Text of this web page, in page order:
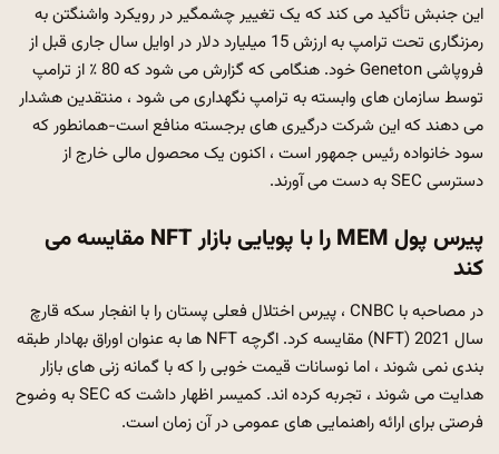
این جنبش تأکید می کند که یک تغییر چشمگیر در رویکرد واشنگتن به
رمزنگاری تحت ترامپ به ارزش 15 میلیارد دلار در اوایل سال جاری قبل از
فروپاشی Geneton خود. هنگامی که گزارش می شود که 80 ٪ از ترامپ
توسط سازمان های وابسته به ترامپ نگهداری می شود ، منتقدین هشدار
می دهند که این شرکت درگیری های برجسته منافع است-همانطور که
سود خانواده رئیس جمهور است ، اکنون یک محصول مالی خارج از
دسترسی SEC به دست می آورند.
پیرس پول MEM را با پویایی بازار NFT مقایسه می
کند
در مصاحبه با CNBC ، پیرس اختلال فعلی پستان را با انفجار سکه قارچ
سال 2021 (NFT) مقایسه کرد. اگرچه NFT ها به عنوان اوراق بهادار طبقه
بندی نمی شوند ، اما نوسانات قیمت خوبی را که با گمانه زنی های بازار
هدایت می شوند ، تجربه کرده اند. کمیسر اظهار داشت که SEC به وضوح
فرصتی برای ارائه راهنمایی های عمومی در آن زمان است.